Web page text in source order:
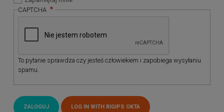
CAPTCHA
To pytanie sprawdza czy jesteś człowiekiem i zapobiega wysyłaniu
spamu.